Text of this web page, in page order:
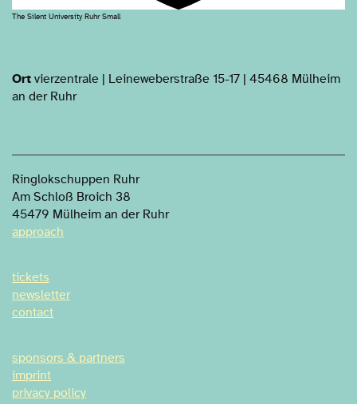
The Silent University Ruhr Small
Ort vierzentrale | Leineweberstraße 15-17 | 45468 Mülheim
an der Ruhr
Ringlokschuppen Ruhr
Am Schloß Broich 38
45479 Mülheim an der Ruhr
approach
tickets
newsletter
contact
sponsors & partners
imprint
privacy policy